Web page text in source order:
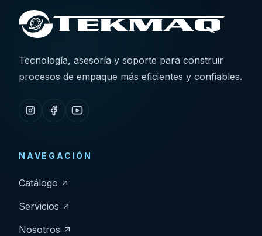
Tecnología, asesoría y soporte para construir
procesos de empaque más eficientes y confiables.
NAVEGACIÓN
Catálogo
Servicios
Nosotros